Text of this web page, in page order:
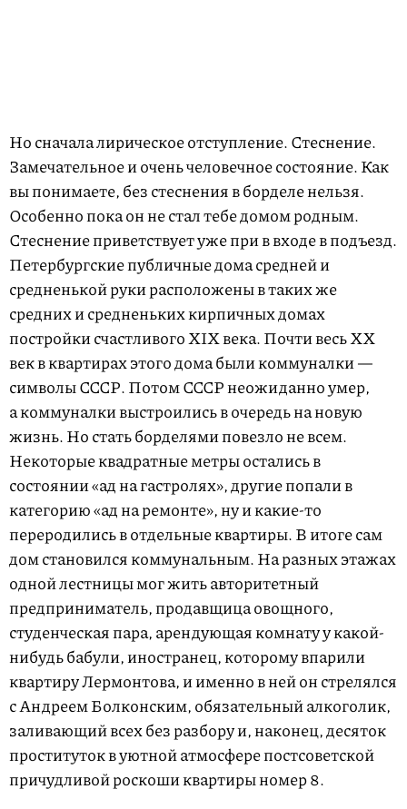
Но сначала лирическое отступление. Стеснение.
Замечательное и очень человечное состояние. Как
вы понимаете, без стеснения в борделе нельзя.
Особенно пока он не стал тебе домом родным.
Стеснение приветствует уже при в входе в подъезд.
Петербургские публичные дома средней и
средненькой руки расположены в таких же
средних и средненьких кирпичных домах
постройки счастливого XIX века. Почти весь ХХ
век в квартирах этого дома были коммуналки —
символы СССР. Потом СССР неожиданно умер,
а коммуналки выстроились в очередь на новую
жизнь. Но стать борделями повезло не всем.
Некоторые квадратные метры остались в
состоянии «ад на гастролях», другие попали в
категорию «ад на ремонте», ну и какие-то
переродились в отдельные квартиры. В итоге сам
дом становился коммунальным. На разных этажах
одной лестницы мог жить авторитетный
предприниматель, продавщица овощного,
студенческая пара, арендующая комнату у какой-
нибудь бабули, иностранец, которому впарили
квартиру Лермонтова, и именно в ней он стрелялся
с Андреем Болконским, обязательный алкоголик,
заливающий всех без разбору и, наконец, десяток
проституток в уютной атмосфере постсоветской
причудливой роскоши квартиры номер 8.